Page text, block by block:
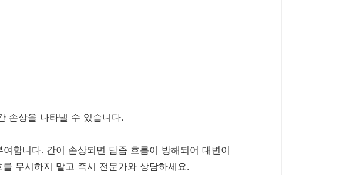
손상을 나타낼 수 있습니다.
합니다. 간이 손상되면 담즙 흐름이 방해되어 대변이
무시하지 말고 즉시 전문가와 상담하세요.